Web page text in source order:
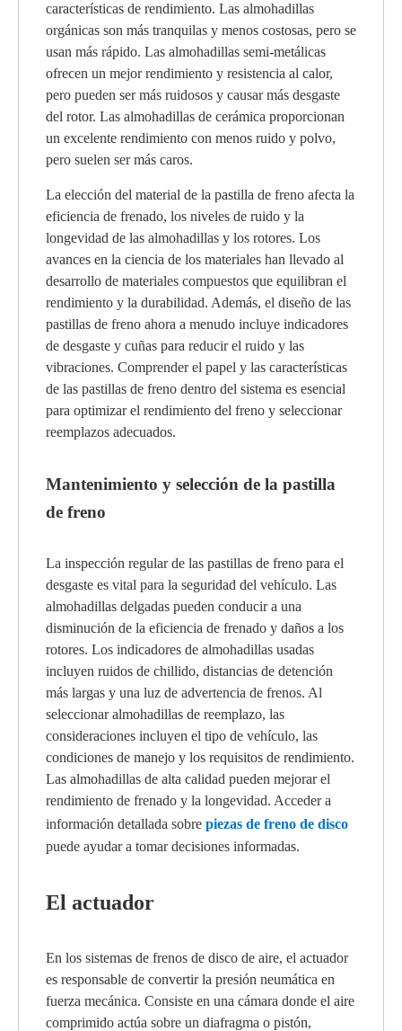
características de rendimiento. Las almohadillas
orgánicas son más tranquilas y menos costosas, pero se
usan más rápido. Las almohadillas semi-metálicas
ofrecen un mejor rendimiento y resistencia al calor,
pero pueden ser más ruidosos y causar más desgaste
del rotor. Las almohadillas de cerámica proporcionan
un excelente rendimiento con menos ruido y polvo,
pero suelen ser más caros.
La elección del material de la pastilla de freno afecta la
eficiencia de frenado, los niveles de ruido y la
longevidad de las almohadillas y los rotores. Los
avances en la ciencia de los materiales han llevado al
desarrollo de materiales compuestos que equilibran el
rendimiento y la durabilidad. Además, el diseño de las
pastillas de freno ahora a menudo incluye indicadores
de desgaste y cuñas para reducir el ruido y las
vibraciones. Comprender el papel y las características
de las pastillas de freno dentro del sistema es esencial
para optimizar el rendimiento del freno y seleccionar
reemplazos adecuados.
Mantenimiento y selección de la pastilla
de freno
La inspección regular de las pastillas de freno para el
desgaste es vital para la seguridad del vehículo. Las
almohadillas delgadas pueden conducir a una
disminución de la eficiencia de frenado y daños a los
rotores. Los indicadores de almohadillas usadas
incluyen ruidos de chillido, distancias de detención
más largas y una luz de advertencia de frenos. Al
seleccionar almohadillas de reemplazo, las
consideraciones incluyen el tipo de vehículo, las
condiciones de manejo y los requisitos de rendimiento.
Las almohadillas de alta calidad pueden mejorar el
rendimiento de frenado y la longevidad. Acceder a
información detallada sobre piezas de freno de disco
puede ayudar a tomar decisiones informadas.
El actuador
En los sistemas de frenos de disco de aire, el actuador
es responsable de convertir la presión neumática en
fuerza mecánica. Consiste en una cámara donde el aire
comprimido actúa sobre un diafragma o pistón,